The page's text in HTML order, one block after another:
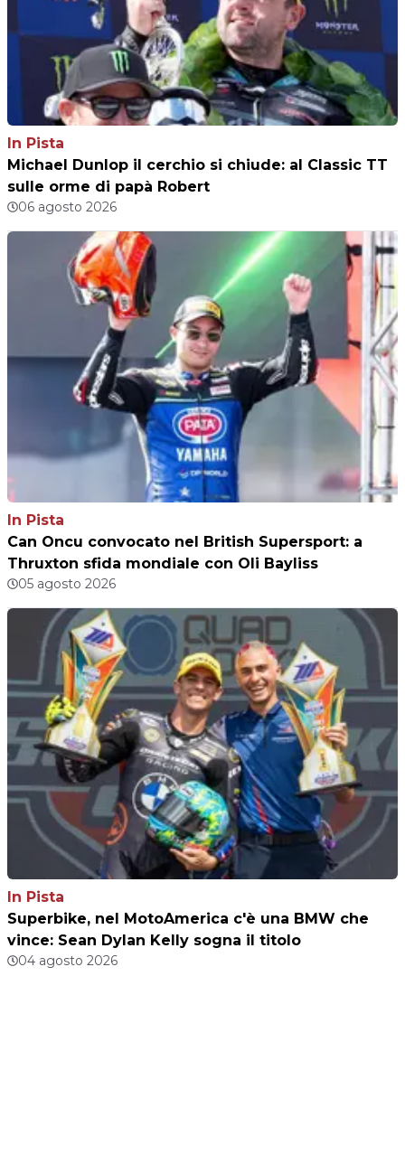
In Pista
Michael Dunlop il cerchio si chiude: al Classic TT
sulle orme di papà Robert
06 agosto 2026
In Pista
Can Oncu convocato nel British Supersport: a
Thruxton sfida mondiale con Oli Bayliss
05 agosto 2026
In Pista
Superbike, nel MotoAmerica c'è una BMW che
vince: Sean Dylan Kelly sogna il titolo
04 agosto 2026